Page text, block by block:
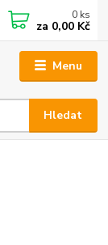
Menu
Hledat
0 ks
za 0,00 Kč